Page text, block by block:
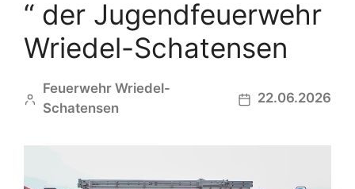
“ der Jugendfeuerwehr
Wriedel-Schatensen
Feuerwehr Wriedel-
Schatensen
22.06.2026